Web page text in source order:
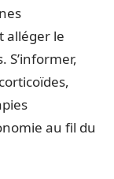
alléger le
S’informer,
au fil du